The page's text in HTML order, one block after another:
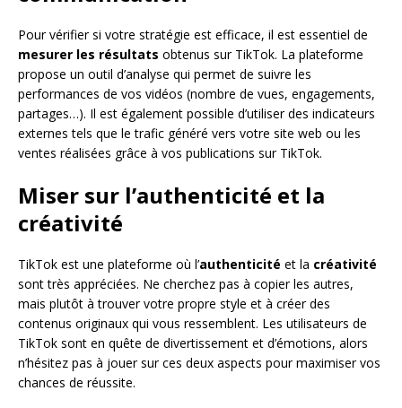
Pour vérifier si votre stratégie est efficace, il est essentiel de
mesurer les résultats obtenus sur TikTok. La plateforme
propose un outil d’analyse qui permet de suivre les
performances de vos vidéos (nombre de vues, engagements,
partages…). Il est également possible d’utiliser des indicateurs
externes tels que le trafic généré vers votre site web ou les
ventes réalisées grâce à vos publications sur TikTok.
Miser sur l’authenticité et la
créativité
TikTok est une plateforme où l’authenticité et la créativité
sont très appréciées. Ne cherchez pas à copier les autres,
mais plutôt à trouver votre propre style et à créer des
contenus originaux qui vous ressemblent. Les utilisateurs de
TikTok sont en quête de divertissement et d’émotions, alors
n’hésitez pas à jouer sur ces deux aspects pour maximiser vos
chances de réussite.